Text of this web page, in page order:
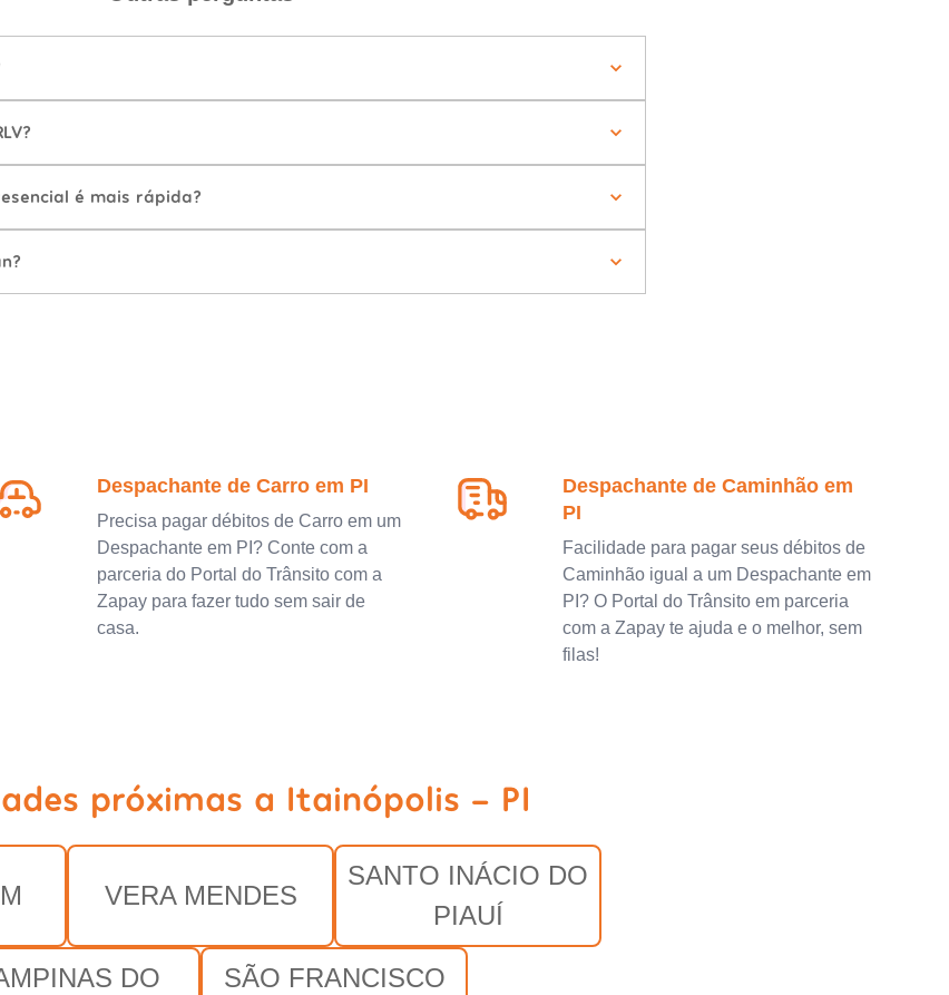
é mais rápida?
Despachante de Carro em PI
Precisa pagar débitos de Carro em um
Despachante em PI? Conte com a
parceria do Portal do Trânsito com a
Zapay para fazer tudo sem sair de
casa.
Despachante de Caminhão em
PI
Facilidade para pagar seus débitos de
Caminhão igual a um Despachante em
PI? O Portal do Trânsito em parceria
com a Zapay te ajuda e o melhor, sem
filas!
próximas a Itainópolis - PI
VERA MENDES
SANTO INÁCIO DO
PIAUÍ
DO
SÃO FRANCISCO